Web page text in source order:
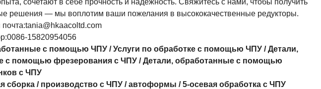
решения — мы воплотим ваши пожелания в высококачественные редукторы.
почта:tania@hkaacoltd.com
15820954056
с помощью ЧПУ / Услуги по обработке с помощью ЧПУ / Детали,
с помощью фрезерования с ЧПУ / Детали, обработанные с помощью
с ЧПУ
сборка / производство с ЧПУ / автоформы /5-осевая обработка с ЧПУ